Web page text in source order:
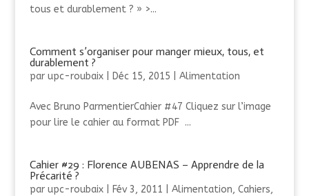
tous et durablement ? » >...
Comment s’organiser pour manger mieux, tous, et
durablement ?
par upc-roubaix| Déc 15, 2015 Alimentation
Avec Bruno ParmentierCahier #47 Cliquez sur l’image
pour lire le cahier au format PDF ...
Cahier #29 : Florence AUBENAS – Apprendre de la
Précarité ?
par upc-roubaix| Fév 3, 2011 Alimentation, Cahiers,